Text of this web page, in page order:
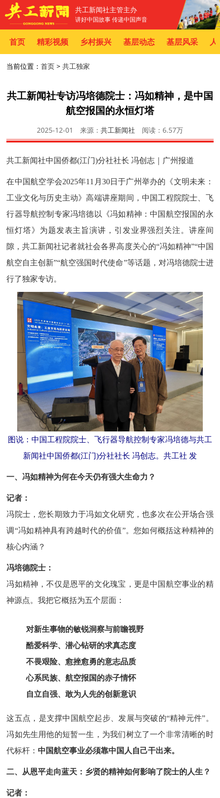
共工新闻社主管主办
讲好中国故事 传递中国声音
首页 精彩视频 乡村振兴 基层动态 基层风采
当前位置：首页 >共工独家
共工新闻社专访冯培德院士：冯如精神，是中国
航空报国的永恒灯塔
2025-12-01 来源： 共工新闻社 阅读： 6.57万
共工新闻社中国侨都(江门)分社社长 冯创志｜广州报道
在中国航空学会2025年11月30日于广州举办的《文明未来：
工业文化与历史主动》高端讲座期间，中国工程院院士、飞
行器导航控制专家冯培德以《冯如精神：中国航空报国的永
恒灯塔》为题发表主旨演讲，引发业界强烈关注。讲座间
隙，共工新闻社记者就社会各界高度关心的“冯如精神”“中国
航空自主创新”“航空强国时代使命”等话题，对冯培德院士进
行了独家专访。
图说：中国工程院院士、飞行器导航控制专家冯培德与共工
新闻社中国侨都(江门)分社社长 冯创志。共工社 发
一、冯如精神为何在今天仍有强大生命力？
记者：
冯院士，您长期致力于冯如文化研究，也多次在公开场合强
调“冯如精神具有跨越时代的价值”。您如何概括这种精神的
核心内涵？
冯培德院士：
冯如精神，不仅是恩平的文化瑰宝，更是中国航空事业的精
神源点。我把它概括为五个层面：
对新生事物的敏锐洞察与前瞻视野
酷爱科学、潜心钻研的求真态度
不畏艰险、愈挫愈勇的意志品质
心系民族、航空报国的赤子情怀
自立自强、敢为人先的创新意识
这五点，是支撑中国航空起步、发展与突破的“精神元件”。
冯如先生用他的短暂一生，为我们树立了一个非常清晰的时
代标杆： 中国航空事业必须靠中国人自己干出来。
二、从恩平走向蓝天：乡贤的精神如何影响了院士的人生？
记者：